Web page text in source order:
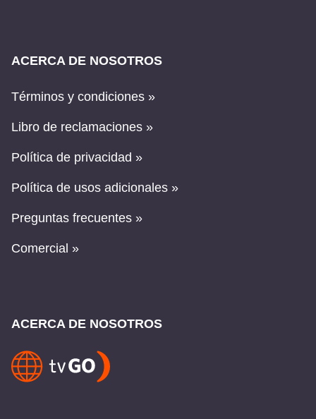
ACERCA DE NOSOTROS
Términos y condiciones »
Libro de reclamaciones »
Política de privacidad »
Política de usos adicionales »
Preguntas frecuentes »
Comercial »
ACERCA DE NOSOTROS